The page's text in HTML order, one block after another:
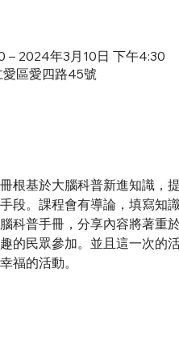
– 2024年3月10日 下午4:30
區愛四路45號
根基於大腦科普新進知識，
段。課程會有導論，填寫知
科普手冊，分享內容將著重
的民眾參加。並且這一次的
福的活動。